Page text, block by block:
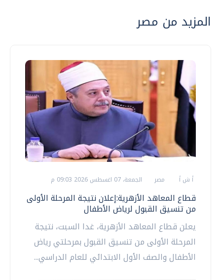
المزيد من مصر
أ ش أ مصر الجمعة، 07 اغسطس 2026 09:03 م
قطاع المعاهد الأزهرية:إعلان نتيجة المرحلة الأولى
من تنسيق القبول لرياض الأطفال
يعلن قطاع المعاهد الأزهرية، غدا السبت، نتيجة
المرحلة الأولى من تنسيق القبول بمرحلتي رياض
الأطفال والصف الأول الابتدائي للعام الدراسي...